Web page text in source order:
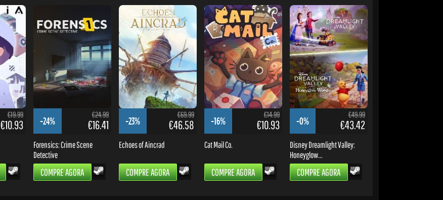
€19.99
€10.93 -24%
€24.99
€16.41
Forensics: Crime Scene
Detective
COMPRE AGORA
-23%
€69.99
€46.58
Echoes of Aincrad
COMPRE AGORA
-16%
€14.99
€10.93
Cat Mail Co.
COMPRE AGORA
-0%
€49.99
€43.42
Disney Dreamlight Valley:
Honeyglow...
COMPRE AGORA